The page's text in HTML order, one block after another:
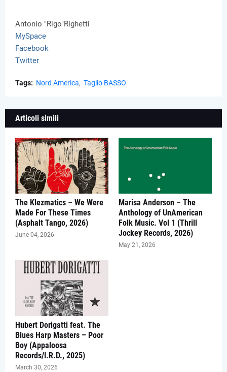
Antonio "Rigo"Righetti
MySpace
Facebook
Twitter
Tags: Nord America Taglio BASSO
Articoli simili
The Klezmatics – We Were
Made For These Times
(Asphalt Tango, 2026)
June 04, 2026
Marisa Anderson – The
Anthology of UnAmerican
Folk Music. Vol 1 (Thrill
Jockey Records, 2026)
May 21, 2026
Hubert Dorigatti feat. The
Blues Harp Masters – Poor
Boy (Appaloosa
Records/I.R.D., 2025)
March 30, 2026